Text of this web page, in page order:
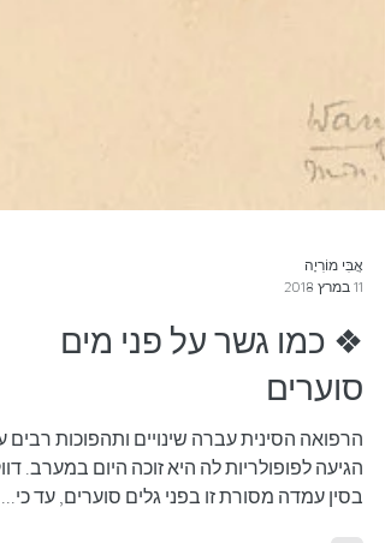
אֲבִּי מוֹרִיָה
11 במרץ 2018
❖ כמו גשר על פני מים
סוערים
הרפואה הסינית עברה שינויים ותהפוכות רבים
הגיעה לפופולריות לה היא זוכה היום במערב.